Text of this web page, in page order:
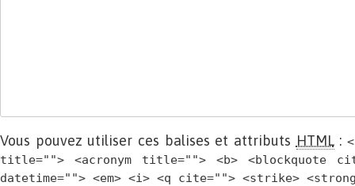
Vous pouvez utiliser ces balises et attributs HTML:
title=""> <acronym title=""> <b> <blockquote
datetime=""> <em> <i> <q cite=""> <strike>